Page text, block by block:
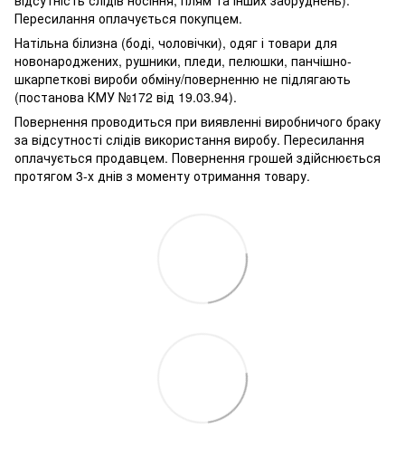
Пересилання оплачується покупцем.
Натільна білизна (боді, чоловічки), одяг і товари для
новонароджених, рушники, пледи, пелюшки, панчішно-
шкарпеткові вироби обміну/поверненню не підлягають
(постанова КМУ №172 від 19.03.94).
Повернення проводиться при виявленні виробничого браку
за відсутності слідів використання виробу. Пересилання
оплачується продавцем. Повернення грошей здійснюється
протягом 3-х днів з моменту отримання товару.